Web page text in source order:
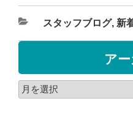
スタッフブログ, 新
ア